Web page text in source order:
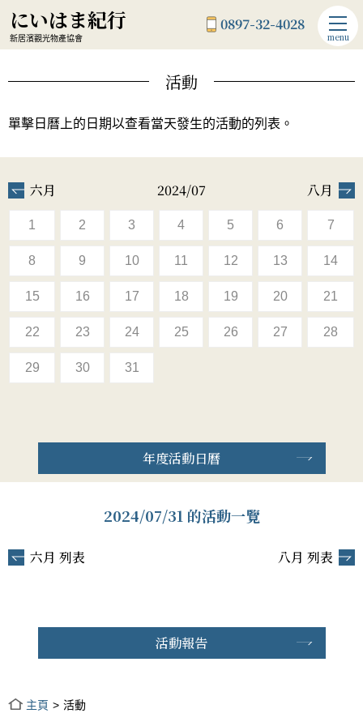
にいはま紀行
新居濱觀光物產協會
0897-32-4028
menu
活動
單擊日曆上的日期以查看當天發生的活動的列表。
六月 2024/07 八月
1 2 3 4 5 6 7
8 9 10 11 12 13 14
15 16 17 18 19 20 21
22 23 24 25 26 27 28
29 30 31
年度活動日曆
2024/07/31 的活動一覽
六月 列表 八月 列表
活動報告
主頁 活動